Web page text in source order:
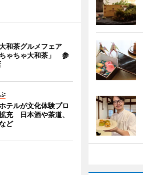
和茶グルメフェア
ちゃちゃ大和茶」 参
テルが文化体験プロ
充 日本酒や茶道、
ど